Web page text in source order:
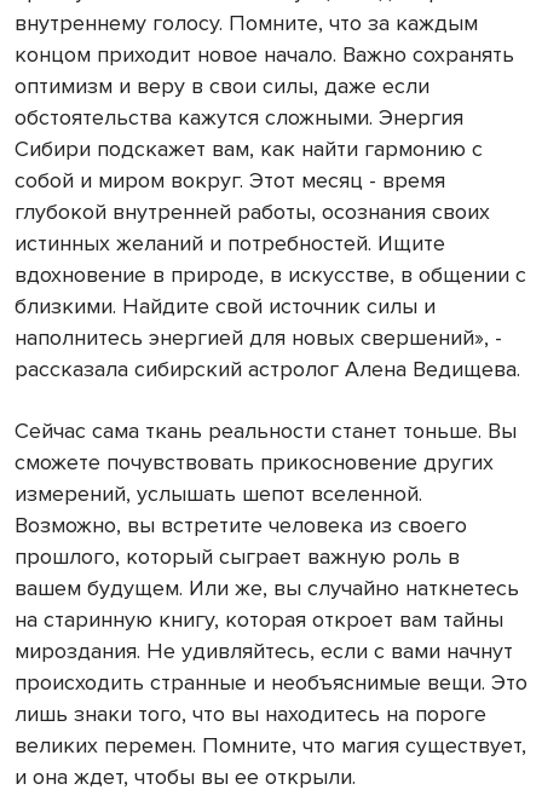
внутреннему голосу. Помните, что за каждым
концом приходит новое начало. Важно сохранять
оптимизм и веру в свои силы, даже если
обстоятельства кажутся сложными. Энергия
Сибири подскажет вам, как найти гармонию с
собой и миром вокруг. Этот месяц - время
глубокой внутренней работы, осознания своих
истинных желаний и потребностей. Ищите
вдохновение в природе, в искусстве, в общении с
близкими. Найдите свой источник силы и
наполнитесь энергией для новых свершений», -
рассказала сибирский астролог Алена Ведищева.
Сейчас сама ткань реальности станет тоньше. Вы
сможете почувствовать прикосновение других
измерений, услышать шепот вселенной.
Возможно, вы встретите человека из своего
прошлого, который сыграет важную роль в
вашем будущем. Или же, вы случайно наткнетесь
на старинную книгу, которая откроет вам тайны
мироздания. Не удивляйтесь, если с вами начнут
происходить странные и необъяснимые вещи. Это
лишь знаки того, что вы находитесь на пороге
великих перемен. Помните, что магия существует,
и она ждет, чтобы вы ее открыли.